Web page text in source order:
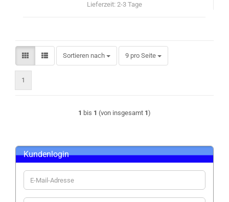
Lieferzeit: 2-3 Tage
Sortieren nach
Sortieren nach 9 pro Seite
pro Seite
1
1 bis 1 (von insgesamt 1)
Kundenlogin
E-
Mail-
Adresse